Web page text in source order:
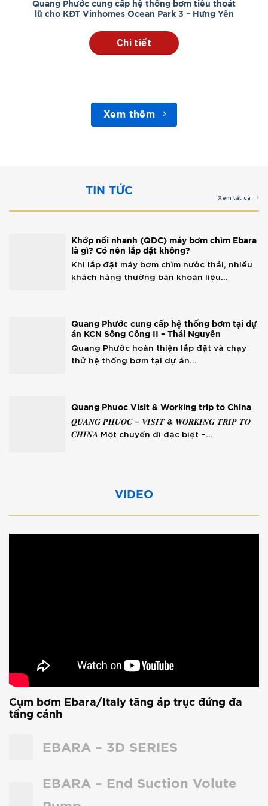
Quang Phước cung cấp hệ thống bơm tiêu thoát
lũ cho KĐT Vinhomes Ocean Park 3 – Hưng Yên
Chi tiết
Xem thêm
TIN TỨC
Xem tất cả
Khớp nối nhanh (QDC) máy bơm chìm Ebara
là gì? Có nên lắp đặt không?
Khi lắp đặt máy bơm chìm nước thải, nhiều
khách hàng thường băn khoăn liệu...
Quang Phước cung cấp hệ thống bơm tại dự
án KCN Sông Công II – Thái Nguyên
Quang Phước hoàn thiện lắp đặt và chạy
thử hệ thống bơm tại dự án...
Quang Phuoc Visit & Working trip to China
𝑸𝑼𝑨𝑵𝑮 𝑷𝑯𝑼𝑶𝑪 – 𝑽𝑰𝑺𝑰𝑻 & 𝑾𝑶𝑹𝑲𝑰𝑵𝑮 𝑻𝑹𝑰𝑷 𝑻𝑶
𝑪𝑯𝑰𝑵𝑨 Một chuyến đi đặc biệt –...
VIDEO
Cụm bơm Ebara/Italy tăng áp trục đứng đa
tầng cánh
EBARA – 3D SERIES
EBARA – End Suction Volute